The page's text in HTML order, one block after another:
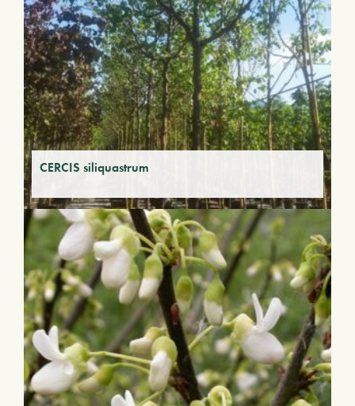
CERCIS siliquastrum